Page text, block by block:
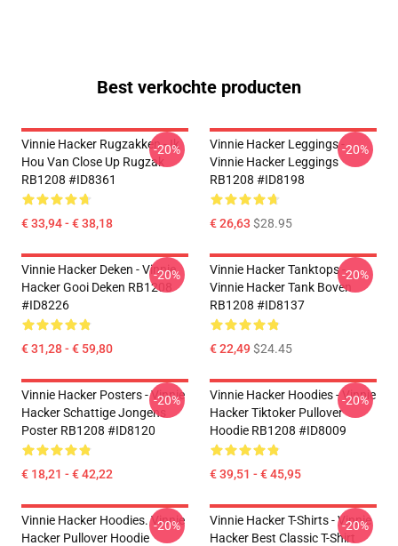
Best verkochte producten
Vinnie Hacker Rugzakken - Ik
Hou Van Close Up Rugzak
RB1208 #ID8361
€ 33,94 - € 38,18
-20%
Vinnie Hacker Leggings -
Vinnie Hacker Leggings
RB1208 #ID8198
€ 26,63 $28.95
-20%
Vinnie Hacker Deken - Vinnie
Hacker Gooi Deken RB1208
#ID8226
€ 31,28 - € 59,80
-20%
Vinnie Hacker Tanktops -
Vinnie Hacker Tank Boven
RB1208 #ID8137
€ 22,49$24.45
-20%
Vinnie Hacker Posters - Vinnie
Hacker Schattige Jongens
Poster RB1208 #ID8120
€ 18,21 - € 42,22
-20%
Vinnie Hacker Hoodies - Vinnie
Hacker Tiktoker Pullover
Hoodie RB1208 #ID8009
€ 39,51 - € 45,95
-20%
Vinnie Hacker Hoodies. Vinnie
Hacker Pullover Hoodie
-20%
Vinnie Hacker T-Shirts - Vinnie
Hacker Best Classic T-Shirt
-20%